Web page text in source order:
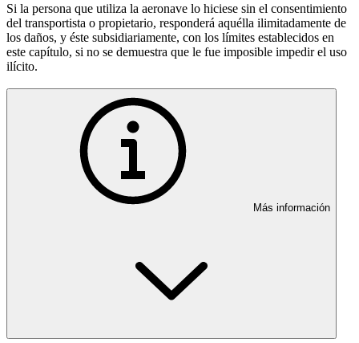
Si la persona que utiliza la aeronave lo hiciese sin el consentimiento
del transportista o propietario, responderá aquélla ilimitadamente de
los daños, y éste subsidiariamente, con los límites establecidos en
este capítulo, si no se demuestra que le fue imposible impedir el uso
ilícito.
Más información